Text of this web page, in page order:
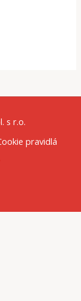
s r.o.
pravidlá